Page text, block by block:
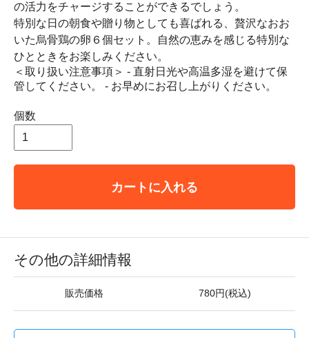
の活力をチャージすることができるでしょう。
特別な日の朝食や贈り物としても喜ばれる、贅沢なおお
いた烏骨鶏の卵６個セット。自然の恵みを感じる特別な
ひとときをお楽しみください。
＜取り扱い注意事項＞ - 直射日光や高温多湿を避けて保
管してください。 - お早めにお召し上がりください。
個数
カートに入れる
その他の詳細情報
販売価格 780円(税込)